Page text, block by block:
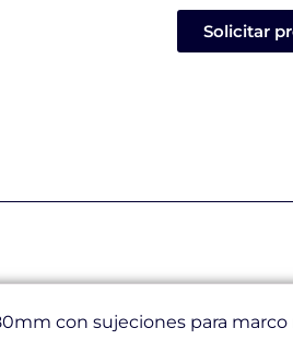
Solicitar
con sujeciones para